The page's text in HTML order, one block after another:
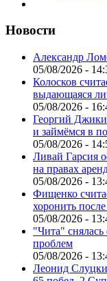
Новости
Александр
05/08/2026 -
Колосков
выдающаяся
05/08/2026 -
Георгий
и займёмся в
05/08/2026 -
Ливай Гарсия
на правах
05/08/2026 -
Фищенко
хоронить
05/08/2026 -
"Чита"
проблем
05/08/2026 -
Леонид